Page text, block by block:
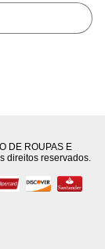
DE ROUPAS E
direitos reservados.